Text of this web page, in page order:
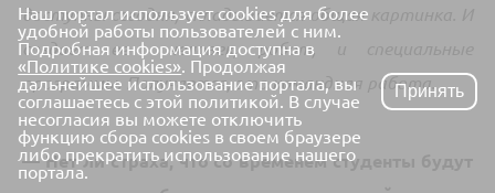
доступны сегодня, складывается общая картинка. И
создает ее человек, робот, и специальные
программы. Получается, это командная работа.
— Нет ли страха, что со временем студенты будут
Наш портал использует cookies для более
удобной работы пользователей с ним.
Подробная информация доступна в
«Политике cookies». Продолжая
дальнейшее использование портала, вы
соглашаетесь с этой политикой. В случае
несогласия вы можете отключить
функцию сбора cookies в своем браузере
либо прекратить использование нашего
портала.
Принять